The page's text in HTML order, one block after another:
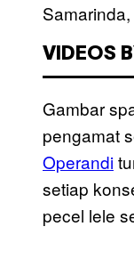
VIDEOS
Gambar
pengamat
Operandi
setiap
pecel lele